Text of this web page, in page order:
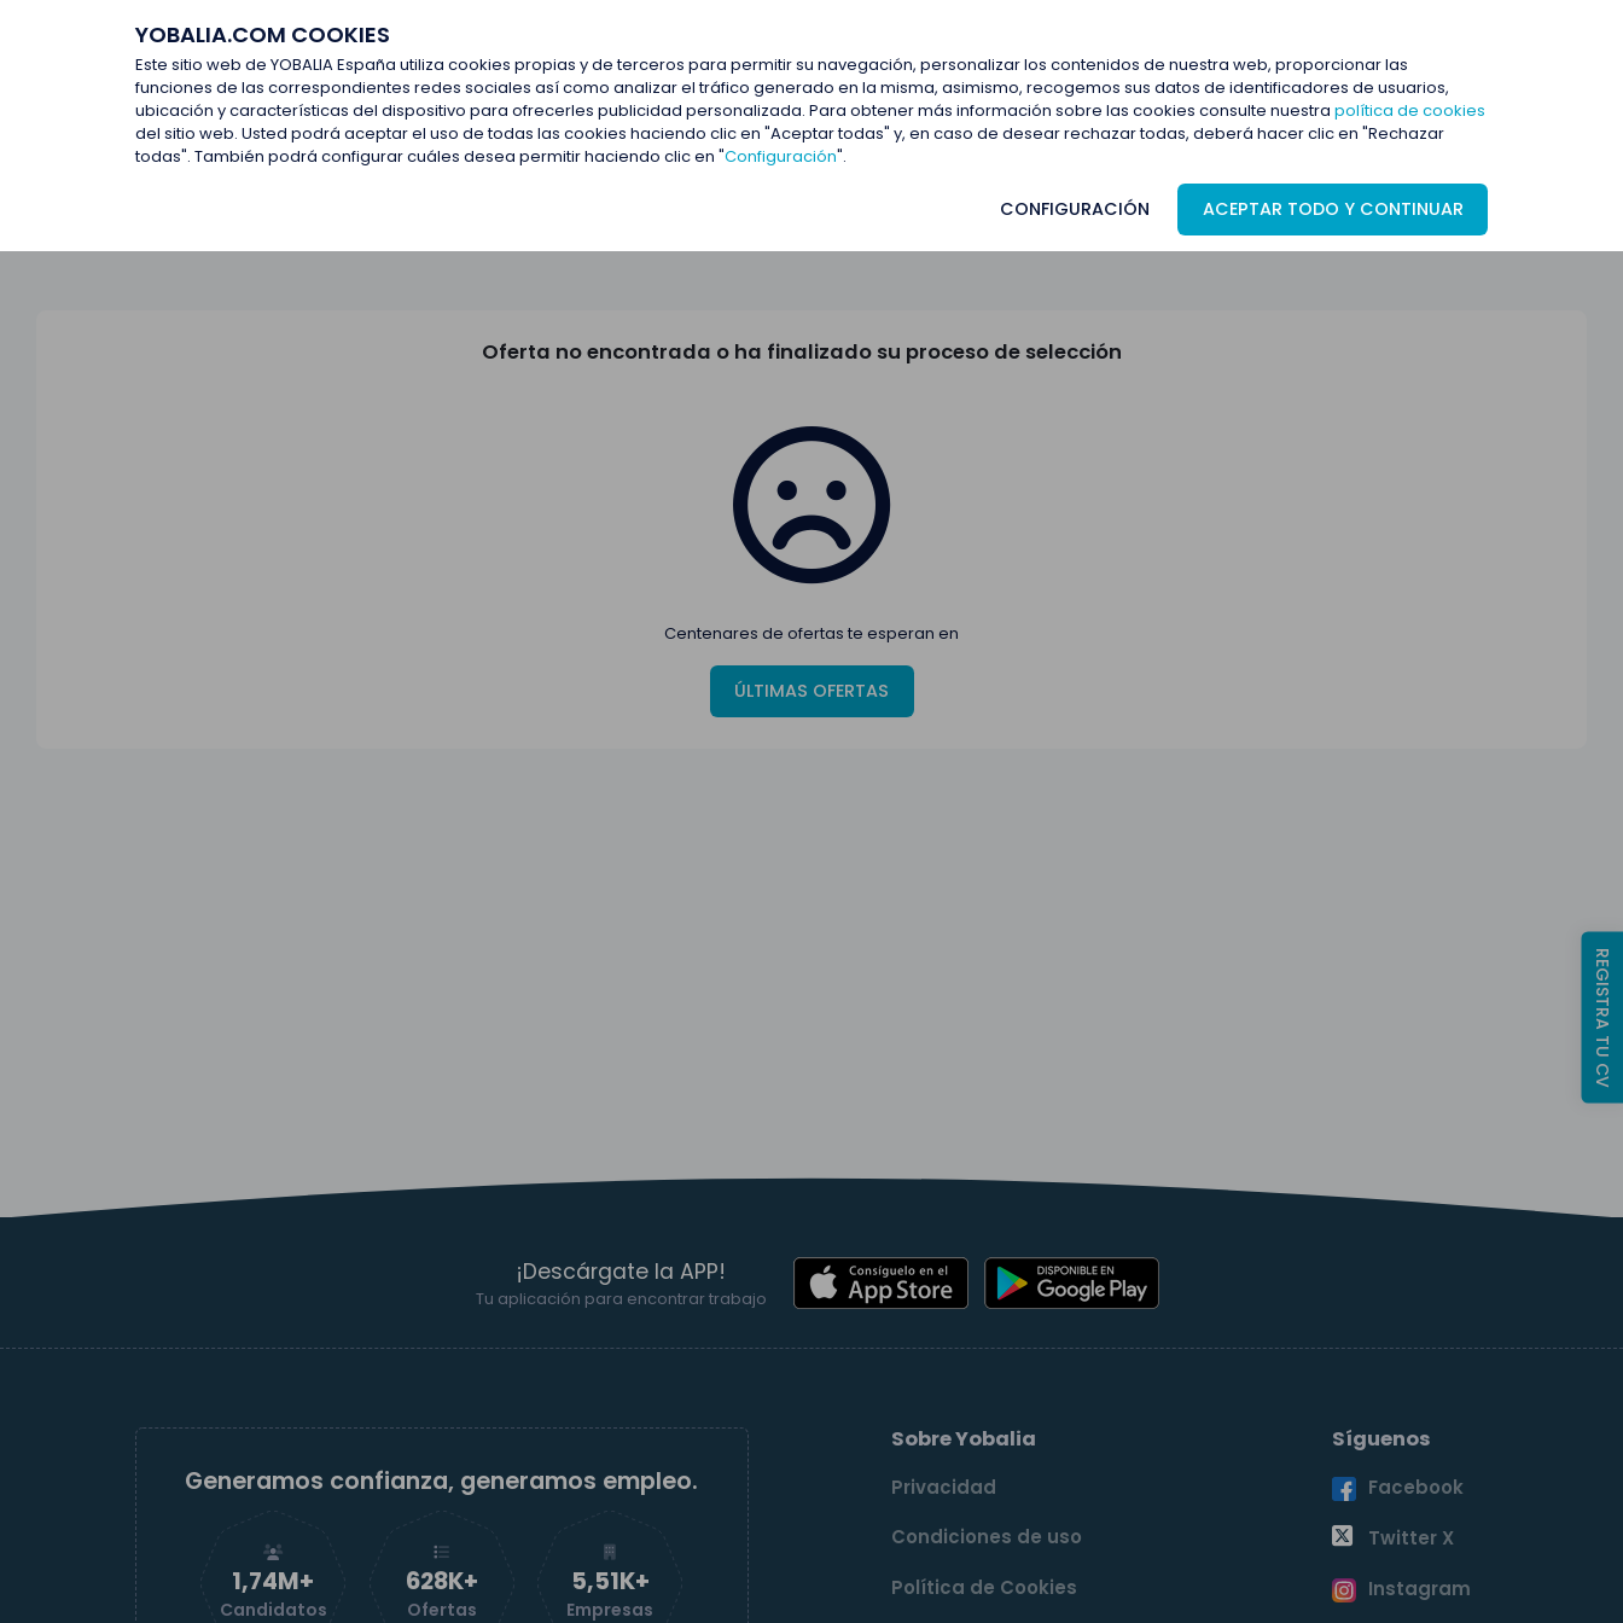
YOBALIA.COM COOKIES
Este sitio web de YOBALIA España utiliza cookies propias y de terceros para permitir su navegación, personalizar los contenidos de nuestra web, proporcionar las
funciones de las correspondientes redes sociales así como analizar el tráfico generado en la misma, asimismo, recogemos sus datos de identificadores de usuarios,
ubicación y características del dispositivo para ofrecerles publicidad personalizada. Para obtener más información sobre las cookies consulte nuestra política de cookies
del sitio web. Usted podrá aceptar el uso de todas las cookies haciendo clic en "Aceptar todas" y, en caso de desear rechazar todas, deberá hacer clic en "Rechazar
todas". También podrá configurar cuáles desea permitir haciendo clic en "Configuración".
CONFIGURACIÓN ACEPTAR TODO Y CONTINUAR
Últimas ofertas
Últimas ofertas
Oferta no encontrada o ha finalizado su proceso de selección
Centenares de ofertas te esperan en
ÚLTIMAS OFERTAS
¡Descárgate la APP!
Tu aplicación para encontrar trabajo
Generamos confianza, generamos empleo.
1,74M+
Candidatos
629K+
Ofertas
5,52K+
Empresas
Sobre Yobalia
Privacidad
Condiciones de uso
Política de Cookies
Síguenos
Facebook
Twitter X
Instagram
REGISTRA TU CV